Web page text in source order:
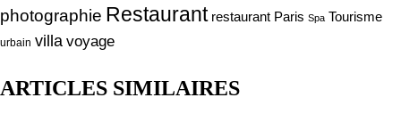
photographie Restaurant restaurant Paris Spa Tourisme
urbain villa voyage
ARTICLES SIMILAIRES